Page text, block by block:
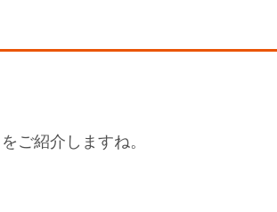
をご紹介しますね。